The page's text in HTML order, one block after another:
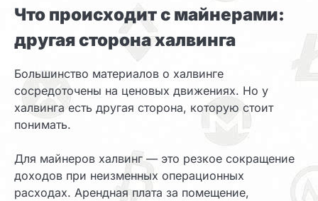
Что происходит с майнерами:
другая сторона халвинга
Большинство материалов о халвинге
сосредоточены на ценовых движениях. Но у
халвинга есть другая сторона, которую стоит
понимать.
Для майнеров халвинг — это резкое сокращение
доходов при неизменных операционных
расходах. Арендная плата за помещение,